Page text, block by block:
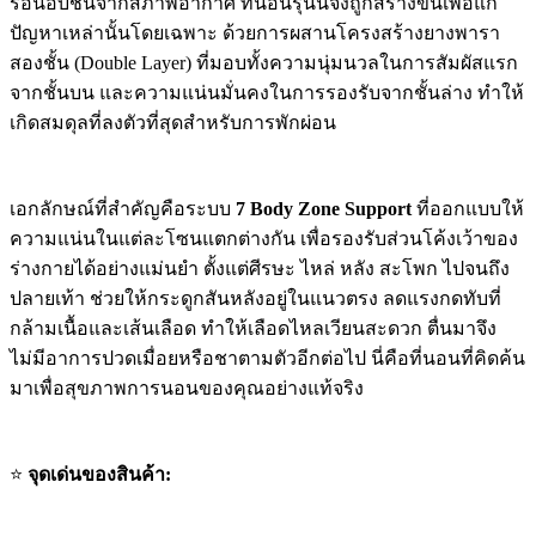
ปัญหาเหล่านั้นโดยเฉพาะ ด้วยการผสานโครงสร้างยางพารา
สองชั้น (Double Layer) ที่มอบทั้งความนุ่มนวลในการสัมผัสแรก
จากชั้นบน และความแน่นมั่นคงในการรองรับจากชั้นล่าง ทำให้
เกิดสมดุลที่ลงตัวที่สุดสำหรับการพักผ่อน
เอกลักษณ์ที่สำคัญคือระบบ 7 Body Zone Support ที่ออกแบบให้
ความแน่นในแต่ละโซนแตกต่างกัน เพื่อรองรับส่วนโค้งเว้าของ
ร่างกายได้อย่างแม่นยำ ตั้งแต่ศีรษะ ไหล่ หลัง สะโพก ไปจนถึง
ปลายเท้า ช่วยให้กระดูกสันหลังอยู่ในแนวตรง ลดแรงกดทับที่
กล้ามเนื้อและเส้นเลือด ทำให้เลือดไหลเวียนสะดวก ตื่นมาจึง
ไม่มีอาการปวดเมื่อยหรือชาตามตัวอีกต่อไป นี่คือที่นอนที่คิดค้น
มาเพื่อสุขภาพการนอนของคุณอย่างแท้จริง
⭐ จุดเด่นของสินค้า: